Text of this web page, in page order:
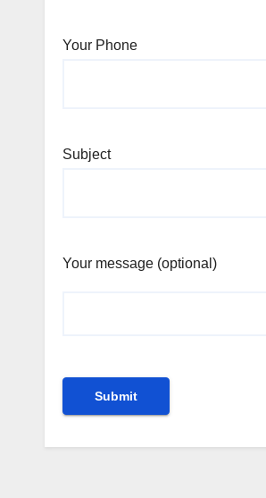
Your Phone
Subject
Your message (optional)